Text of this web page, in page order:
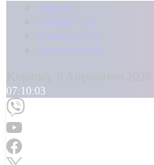
Αρχική
Kontra Live
Καταγγελίες
Επικοινωνία
07:10:05